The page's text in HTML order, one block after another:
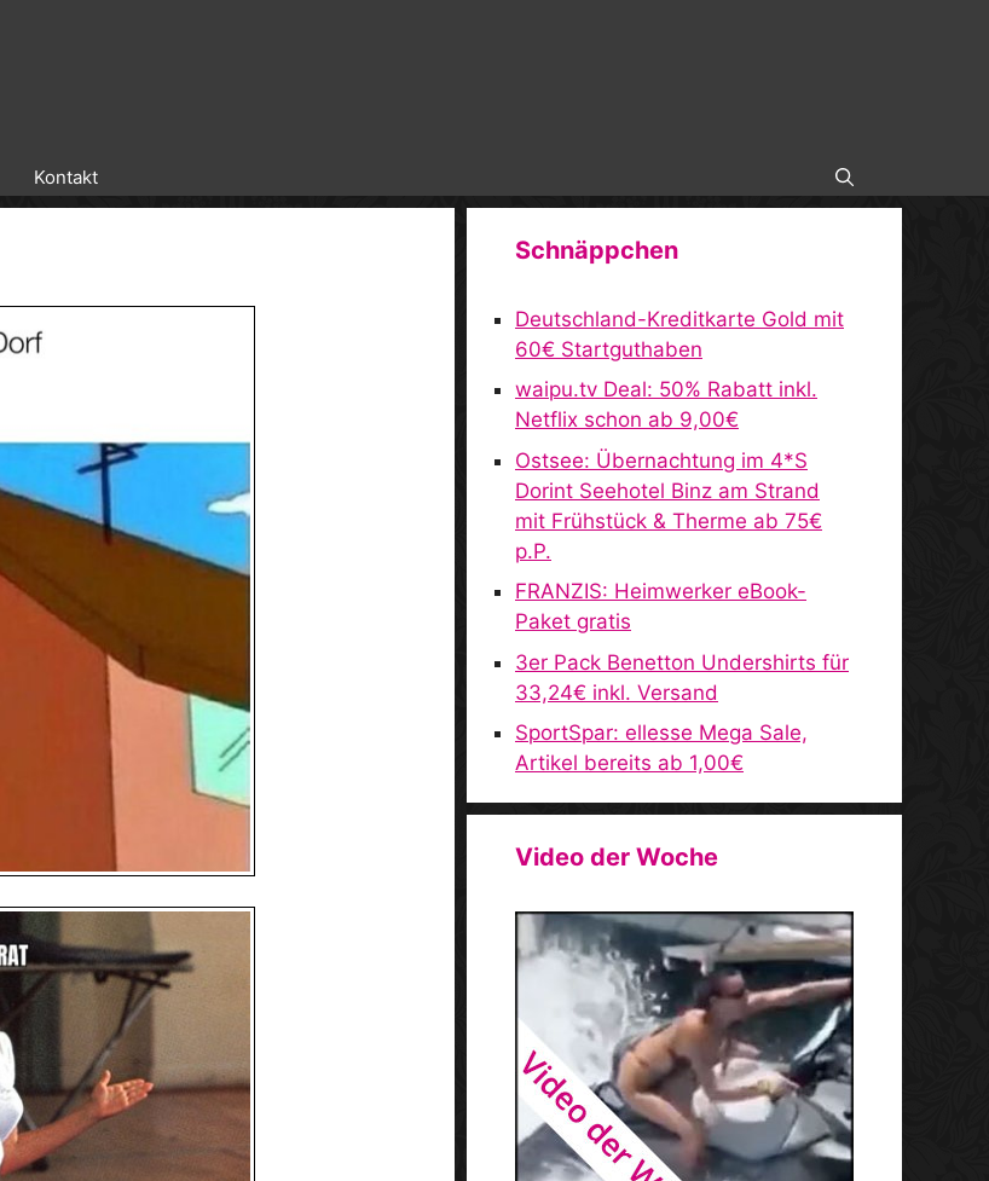
Kontakt
Schnäppchen
Deutschland-Kreditkarte Gold mit
60€ Startguthaben
waipu.tv Deal: 50% Rabatt inkl.
Netflix schon ab 9,00€
Ostsee: Übernachtung im 4*S
Dorint Seehotel Binz am Strand
mit Frühstück & Therme ab 75€
p.P.
FRANZIS: Heimwerker eBook-
Paket gratis
3er Pack Benetton Undershirts für
33,24€ inkl. Versand
SportSpar: ellesse Mega Sale,
Artikel bereits ab 1,00€
Video der Woche